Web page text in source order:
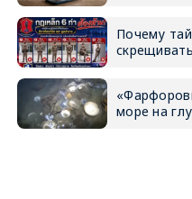
Почему
море на